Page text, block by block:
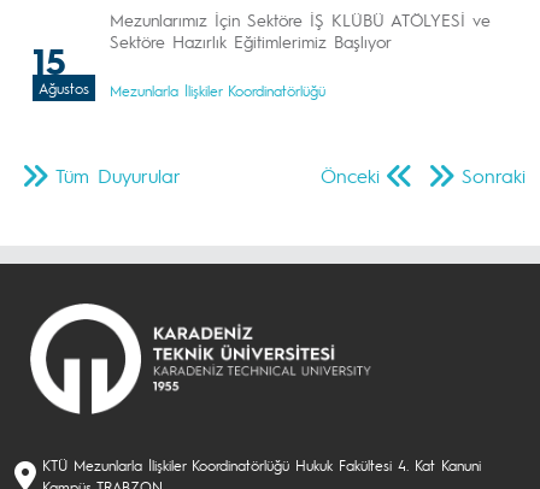
15
Ağustos
Mezunlarımız İçin Sektöre İŞ KLÜBÜ ATÖLYESİ ve
Sektöre Hazırlık Eğitimlerimiz Başlıyor
Mezunlarla İlişkiler Koordinatörlüğü
Önceki Sonraki
Tüm Duyurular
KTÜ Mezunlarla İlişkiler Koordinatörlüğü Hukuk Fakültesi 4. Kat Kanuni